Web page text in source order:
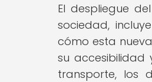
El despliegue
sociedad,
cómo esta
su accesibilidad
transporte, los